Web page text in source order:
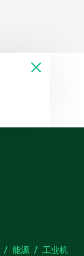
能源
工业机